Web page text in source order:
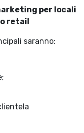
per locali
retail
saranno: